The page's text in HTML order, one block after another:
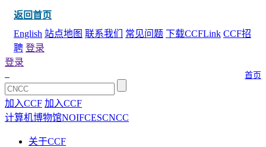
返回首页
English 站点地图 联系我们 常见问题 下载CCFLink CCF招
聘 登录
首页
登录
加入CCF 加入CCF
计算机博物馆NOIFCESCNCC
关于CCF